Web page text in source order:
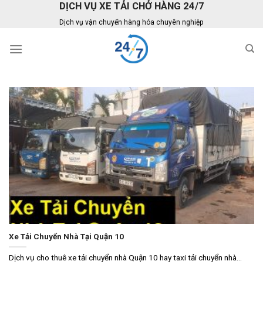
DỊCH VỤ XE TẢI CHỞ HÀNG 24/7
Dịch vụ vận chuyển hàng hóa chuyên nghiệp
Xe Tải Chuyển Nhà Tại Quận 10
Dịch vụ cho thuê xe tải chuyển nhà Quận 10 hay taxi tải chuyển nhà...